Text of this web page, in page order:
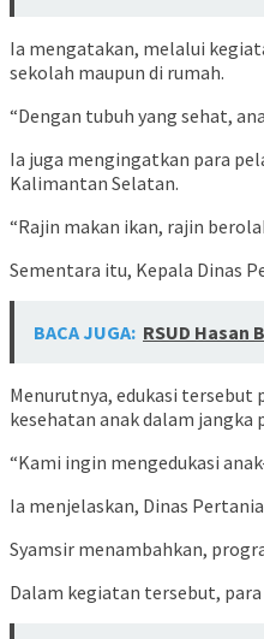
Ia mengatakan, melalui
sekolah maupun di rumah.
“Dengan tubuh yang sehat,
Ia juga mengingatkan para
Kalimantan Selatan.
“Rajin makan ikan, rajin
Sementara itu, Kepala Dinas
BACA JUGA: RSUD Hasan
Menurutnya, edukasi
kesehatan anak dalam jangka
“Kami ingin mengedukasi
Ia menjelaskan, Dinas
Syamsir menambahkan,
Dalam kegiatan tersebut,